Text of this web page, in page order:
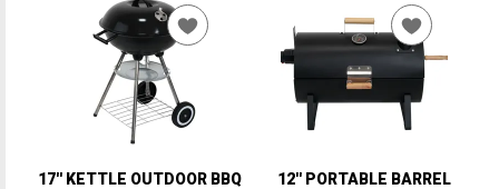
17'' KETTLE OUTDOOR BBQ
12'' PORTABLE BARREL